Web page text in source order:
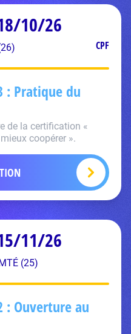
10/26
CPF
: Pratique du
de la certification «
coopérer ».
11/26
(25)
: Ouverture au